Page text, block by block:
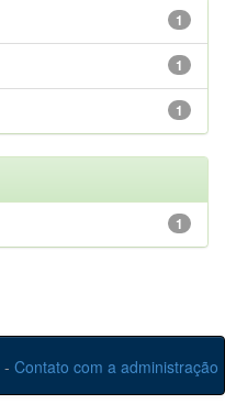
1
1
1
1
- Contato com a administração